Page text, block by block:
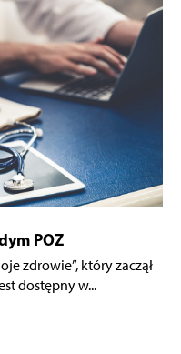
POZ
zdrowie”, który zaczął
dostępny w...